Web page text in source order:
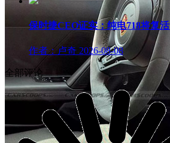
保时捷CEO证实：纯电718将复
作者：卢奇 2026-08-08
全部评论